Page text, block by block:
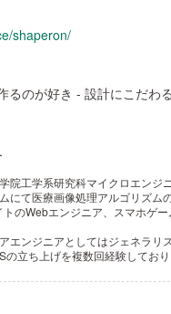
shaperon/
るのが好き - 設計にこだ
院工学系研究科マイクロエンジ
にて医療画像処理アルゴリズム
のWebエンジニア、スマホゲ
エンジニアとしてはジェネラリ
の立ち上げを複数回経験してお